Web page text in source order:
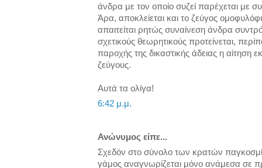
άνδρα με τον οποίο συζεί παρέχεται με
Άρα, αποκλείεται και το ζεύγος
απαιτείται ρητώς συναίνεση άνδρα
σχετικούς θεωρητικούς προτείνεται,
παροχής της δικαστικής άδειας η αίτηση
ζεύγους.
Αυτά τα ολίγα!
6:42 μ.μ.
Ανώνυμος είπε...
Σχεδόν στο σύνολο των κρατών
γάμος αναγνωρίζεται μόνο ανάμεσα σε